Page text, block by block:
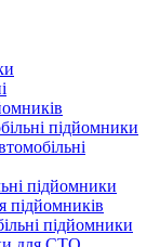
підйомники
підйомники
підйомників
підйомники